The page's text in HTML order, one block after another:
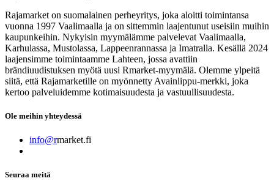
Rajamarket on suomalainen perheyritys, joka aloitti toimintansa
vuonna 1997 Vaalimaalla ja on sittemmin laajentunut useisiin muihin
kaupunkeihin. Nykyisin myymälämme palvelevat Vaalimaalla,
Karhulassa, Mustolassa, Lappeenrannassa ja Imatralla. Kesällä 2024
laajensimme toimintaamme Lahteen, jossa avattiin
brändiuudistuksen myötä uusi Rmarket-myymälä. Olemme ylpeitä
siitä, että Rajamarketille on myönnetty Avainlippu-merkki, joka
kertoo palveluidemme kotimaisuudesta ja vastuullisuudesta.
Ole meihin yhteydessä
info@rmarket.fi
Seuraa meitä